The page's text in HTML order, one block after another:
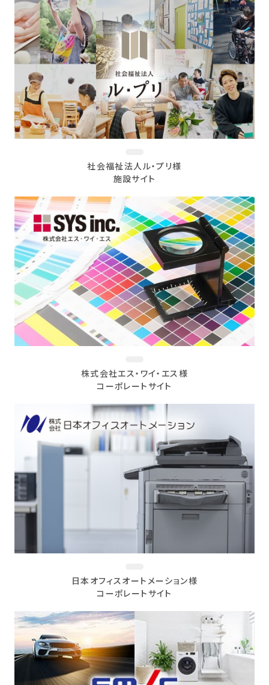
社会福祉法人ル・プリ様
施設サイト
株式会社エス・ワイ・エス様
コーポレートサイト
日本オフィスオートメーション様
コーポレートサイト